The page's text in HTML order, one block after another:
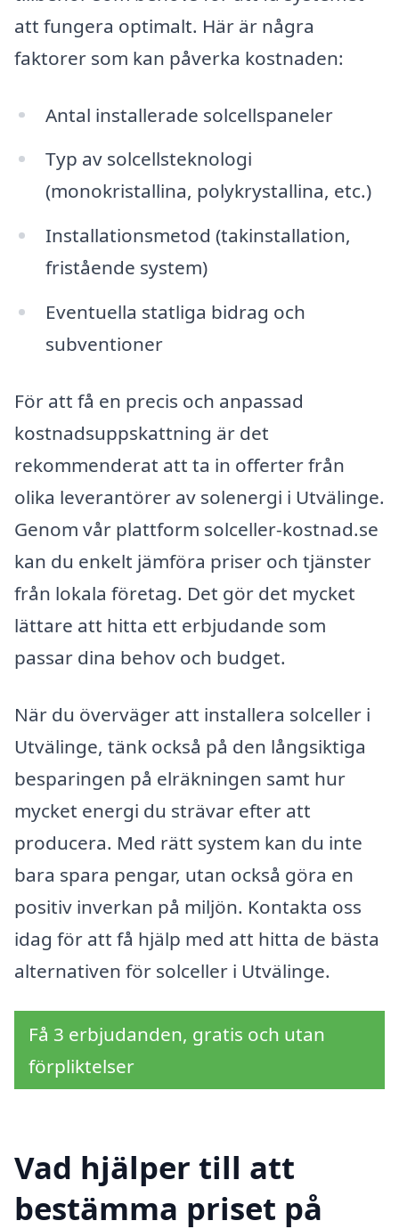
att fungera optimalt. Här är några
faktorer som kan påverka kostnaden:
Antal installerade solcellspaneler
Typ av solcellsteknologi
(monokristallina, polykrystallina, etc.)
Installationsmetod (takinstallation,
fristående system)
Eventuella statliga bidrag och
subventioner
För att få en precis och anpassad
kostnadsuppskattning är det
rekommenderat att ta in offerter från
olika leverantörer av solenergi i Utvälinge.
Genom vår plattform solceller-kostnad.se
kan du enkelt jämföra priser och tjänster
från lokala företag. Det gör det mycket
lättare att hitta ett erbjudande som
passar dina behov och budget.
När du överväger att installera solceller i
Utvälinge, tänk också på den långsiktiga
besparingen på elräkningen samt hur
mycket energi du strävar efter att
producera. Med rätt system kan du inte
bara spara pengar, utan också göra en
positiv inverkan på miljön. Kontakta oss
idag för att få hjälp med att hitta de bästa
alternativen för solceller i Utvälinge.
Få 3 erbjudanden, gratis och utan
förpliktelser
Vad hjälper till att
bestämma priset på